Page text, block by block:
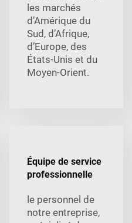
les marchés
d’Amérique du
Sud, d’Afrique,
d’Europe, des
États-Unis et du
Moyen-Orient.
Équipe de service
professionnelle
le personnel de
notre entreprise,